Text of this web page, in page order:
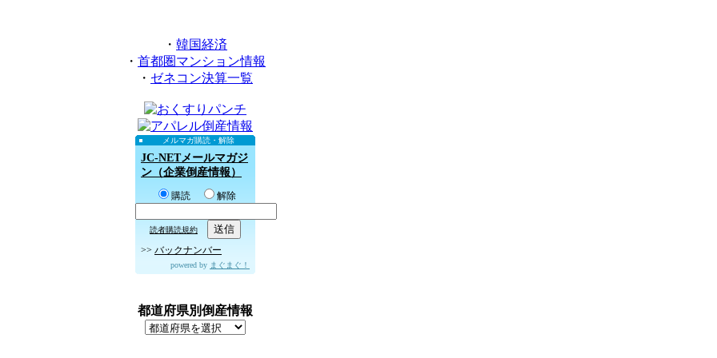
・ 韓国経済
・ 首都圏マンション情報
・ ゼネコン決算一覧
メルマガ購読・解除
JC-NETメールマガジ
ン（企業倒産情報）
購読 解除
読者購読規約
>> バックナンバー
powered by まぐまぐ！
都道府県別倒産情報